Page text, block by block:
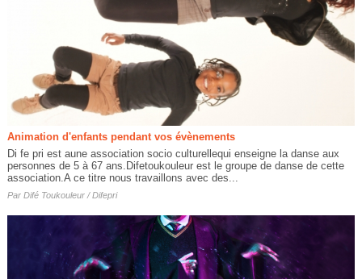
Animation d'enfants pendant vos évènements
Di fe pri est aune association socio culturellequi enseigne la danse aux
personnes de 5 à 67 ans.Difetoukouleur est le groupe de danse de cette
association.A ce titre nous travaillons avec des...
Par Difé Toukouleur / Difepri